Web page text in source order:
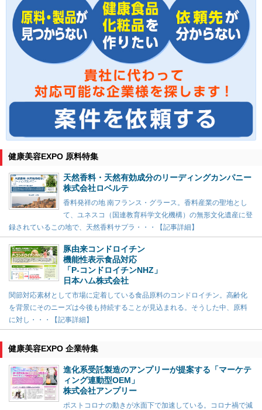
健康美容EXPO 原料特集
天然香料・天然有効成分のリーディングカンパニー
株式会社ロベルテ
香料発祥の地 南フランス・グラース。香料産業の聖地とし
て、ユネスコ（国連教育科学文化機構）の無形文化遺産に登
録されているこの地で、天然香料サプラ・・・【記事詳細】
豚由来コンドロイチン
機能性表示食品対応
「P-コンドロイチンNHZ」
日本ハム株式会社
関節対応素材として市場に定着している食品原料のコンドロイチン。高齢化
を背景にそのニーズは今後も持続することが見込まれる。そうした中、原料
に対し・・・【記事詳細】
健康美容EXPO 企業特集
進化系受託製造のアンプリーが提案する「マーケテ
ィング連動型OEM」
株式会社アンプリー
ポストコロナの動きが水面下で加速している。コロナ禍で減